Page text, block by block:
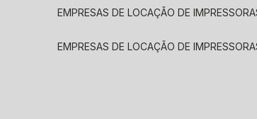
EMPRESAS DE LOCAÇÃO DE
EMPRESAS DE LOCAÇÃO DE